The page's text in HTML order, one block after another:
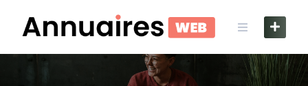
content